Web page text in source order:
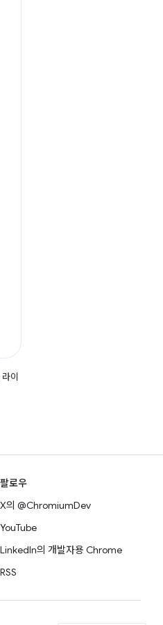
이
팔로우
X의 @ChromiumDev
YouTube
LinkedIn의 개발자용 Chrome
RSS